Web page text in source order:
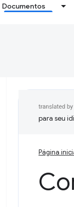
Documentos
para seu
Página